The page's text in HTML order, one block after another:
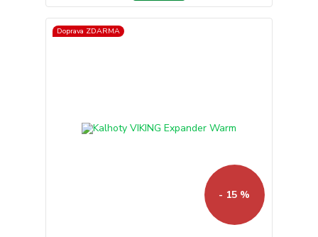
Doprava ZDARMA
- 15 %